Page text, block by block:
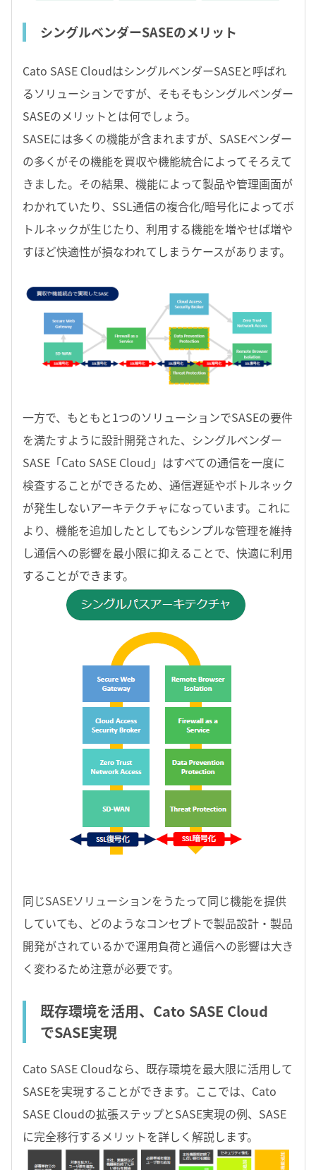
シングルベンダーSASEのメリット
Cato SASE CloudはシングルベンダーSASEと呼ばれ
るソリューションですが、そもそもシングルベンダー
SASEのメリットとは何でしょう。
SASEには多くの機能が含まれますが、SASEベンダー
の多くがその機能を買収や機能統合によってそろえて
きました。その結果、機能によって製品や管理画面が
わかれていたり、SSL通信の複合化/暗号化によってボ
トルネックが生じたり、利用する機能を増やせば増や
すほど快適性が損なわれてしまうケースがあります。
一方で、もともと1つのソリューションでSASEの要件
を満たすように設計開発された、シングルベンダー
SASE「Cato SASE Cloud」はすべての通信を一度に
検査することができるため、通信遅延やボトルネック
が発生しないアーキテクチャになっています。これに
より、機能を追加したとしてもシンプルな管理を維持
し通信への影響を最小限に抑えることで、快適に利用
することができます。
同じSASEソリューションをうたって同じ機能を提供
していても、どのようなコンセプトで製品設計・製品
開発がされているかで運用負荷と通信への影響は大き
く変わるため注意が必要です。
既存環境を活用、Cato SASE Cloud
でSASE実現
Cato SASE Cloudなら、既存環境を最大限に活用して
SASEを実現することができます。ここでは、Cato
SASE Cloudの拡張ステップとSASE実現の例、SASE
に完全移行するメリットを詳しく解説します。